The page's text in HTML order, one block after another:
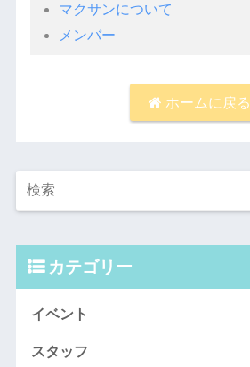
マクサンについて
メンバー
ホームに戻る
カテゴリー
イベント
スタッフ